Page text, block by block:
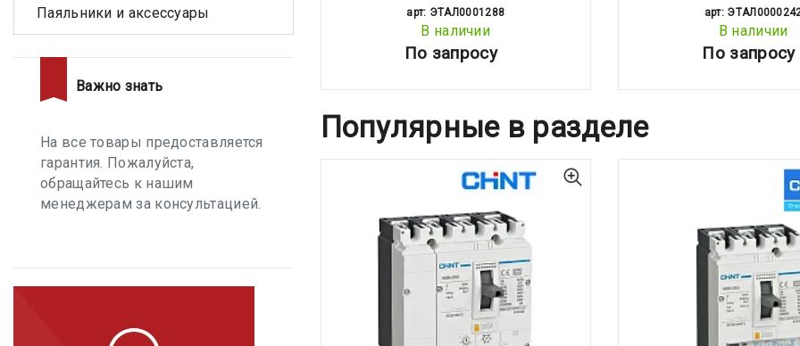
арт: ЭТАЛ0001288
В наличии
По запросу
арт:
В наличии
По запросу
Популярные в разделе
Паяльники и аксессуары
Важно знать
На все товары предоставляется
гарантия. Пожалуйста,
обращайтесь к нашим
менеджерам за консультацией.